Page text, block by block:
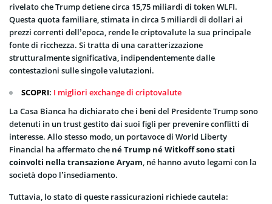
rivelato che Trump detiene circa 15,75 miliardi di token WLFI.
Questa quota familiare, stimata in circa 5 miliardi di dollari ai
prezzi correnti dell’epoca, rende le criptovalute la sua principale
fonte di ricchezza. Si tratta di una caratterizzazione
strutturalmente significativa, indipendentemente dalle
contestazioni sulle singole valutazioni.
SCOPRI: I migliori exchange di criptovalute
La Casa Bianca ha dichiarato che i beni del Presidente Trump sono
detenuti in un trust gestito dai suoi figli per prevenire conflitti di
interesse. Allo stesso modo, un portavoce di World Liberty
Financial ha affermato che né Trump né Witkoff sono stati
coinvolti nella transazione Aryam, né hanno avuto legami con la
società dopo l’insediamento.
Tuttavia, lo stato di queste rassicurazioni richiede cautela: